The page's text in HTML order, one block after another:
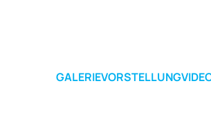
GALERIEVORSTELLUNG